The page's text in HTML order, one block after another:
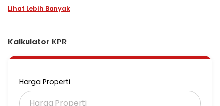
perumahan Puri bukit Depok.
Cukup booking 2 juta saja.
Tanpa DP (gratis).
Sudah dapat huni rumah SHM.
Perumahan kami
Sudah dihuni oleh 3000+
Tingkat hunian 80%
Lihat Lebih Banyak
Kalkulator KPR
Harga Properti